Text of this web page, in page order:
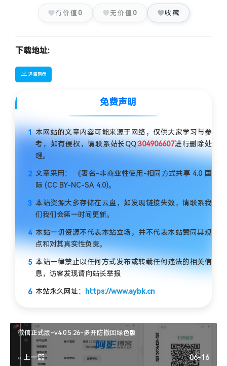
有价值 0 无价值 0 收藏
下载地址:
迅雷网盘
免费声明
本网站的文章内容可能来源于网络，仅供大家学习与参
考，如有侵权，请联系站长QQ:304906607进行删除处
理。
文章采用： 《署名-非商业性使用-相同方式共享 4.0 国
际 (CC BY-NC-SA 4.0)。
本站资源大多存储在云盘，如发现链接失效，请联系我
们我们会第一时间更新。
本站一切资源不代表本站立场，并不代表本站赞同其观
点和对其真实性负责。
本站一律禁止以任何方式发布或转载任何违法的相关信
息，访客发现请向站长举报
本站永久网址： https://www.aybk.cn
微信正式版-v4.0.5.26-多开防撤回绿色版
« 上一篇 06-16